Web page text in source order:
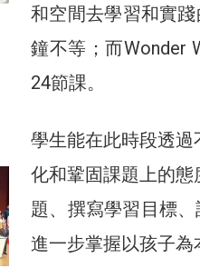
和空間去學習和實
鐘不等；而Wonder
24節課。
學生能在此時段透
化和鞏固課題上的
題、撰寫學習目標
進一步掌握以孩子為